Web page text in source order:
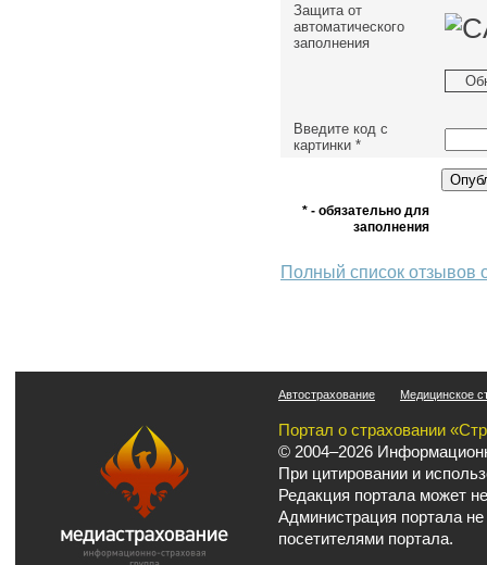
Защита от
автоматического
заполнения
Введите код с
картинки *
* - обязательно для
заполнения
Полный список отзывов
Автострахование Медицинское
Портал о страховании
© 2004–2026
При цитировании и
Редакция портала может
Администрация портала
посетителями портала.